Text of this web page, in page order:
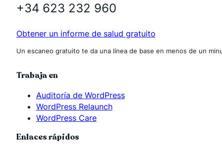
+34 623 232 960
Obtener un informe de salud gratuito
Un escaneo gratuito te da una línea de base en menos de un
Trabaja en
Auditoría de WordPress
WordPress Relaunch
WordPress Care
Enlaces rápidos